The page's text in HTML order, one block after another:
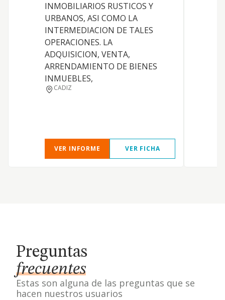
INMOBILIARIOS RUSTICOS Y
URBANOS, ASI COMO LA
INTERMEDIACION DE TALES
OPERACIONES. LA
ADQUISICION, VENTA,
ARRENDAMIENTO DE BIENES
INMUEBLES,
CADIZ
VER INFORME VER FICHA
Preguntas
frecuentes
Estas son alguna de las preguntas que se
hacen nuestros usuarios